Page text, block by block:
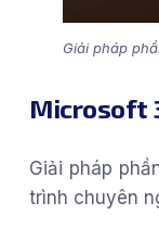
Giải pháp
Microsoft
Giải pháp
trình chuyên